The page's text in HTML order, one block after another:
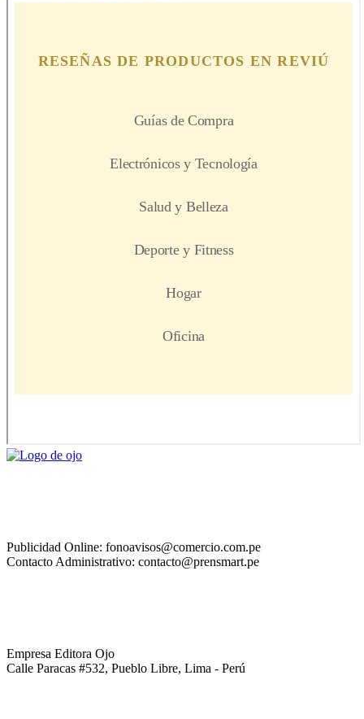
Publicidad Online: fonoavisos@comercio.com.pe
Contacto Administrativo: contacto@prensmart.pe
Empresa Editora Ojo
Calle Paracas #532, Pueblo Libre, Lima - Perú